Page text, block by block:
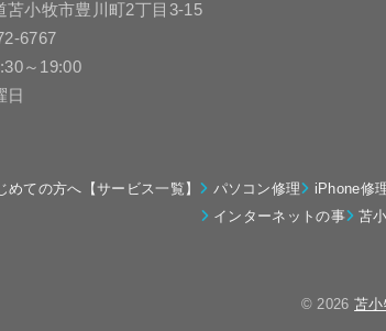
苫小牧市豊川町2丁目3-15
6767
～19:00
日
めての方へ【サービス一覧】 パソコン修理 iPhone修
インターネットの事
苫
© 2026苫